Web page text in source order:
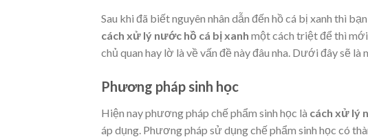
Sau khi đã biết nguyên nhân dẫn đến hồ cá bị xanh thì
cách xử lý nước hồ cá bị xanh một cách triệt để thì
chủ quan hay lờ là về vấn đề này đâu nha. Dưới đây sẽ là
Phương pháp sinh học
Hiện nay phương pháp chế phẩm sinh học là cách xử lý
áp dụng. Phương pháp sử dụng chế phẩm sinh học có